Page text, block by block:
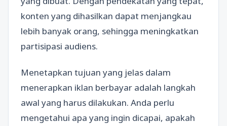
konten yang dihasilkan dapat menjangkau
lebih banyak orang, sehingga meningkatkan
partisipasi audiens.
Menetapkan tujuan yang jelas dalam
menerapkan iklan berbayar adalah langkah
awal yang harus dilakukan. Anda perlu
mengetahui apa yang ingin dicapai, apakah